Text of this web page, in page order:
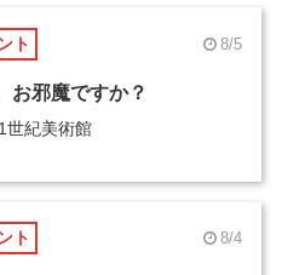
ト 8/5
お邪魔ですか？
世紀美術館
ト 8/4